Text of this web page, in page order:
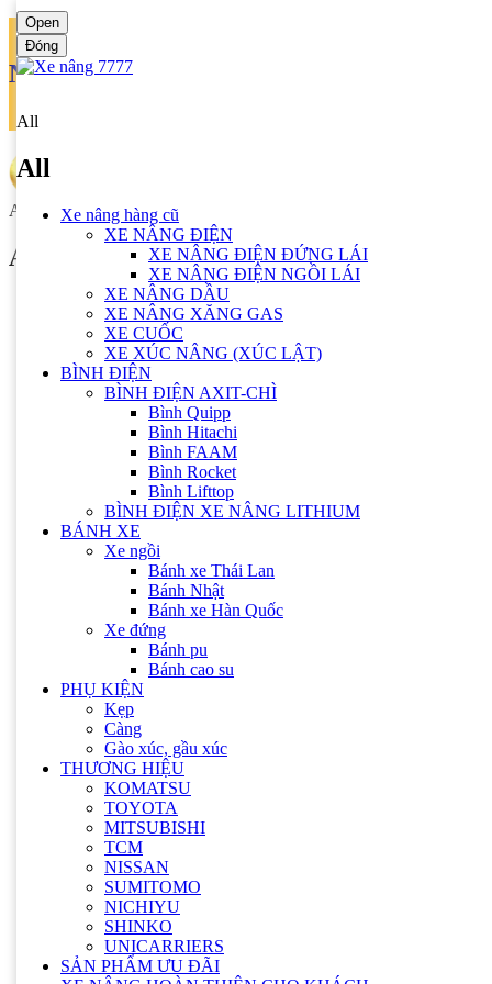
Ngôn ngữ
All
All
Xe nâng hàng cũ
XE NÂNG ĐIỆN
XE NÂNG ĐIỆN ĐỨNG LÁI
XE NÂNG ĐIỆN NGỒI LÁI
XE NÂNG DẦU
XE NÂNG XĂNG GAS
XE CUỐC
XE XÚC NÂNG (XÚC LẬT)
BÌNH ĐIỆN
BÌNH ĐIỆN AXIT-CHÌ
Bình Quipp
Bình Hitachi
Bình FAAM
Bình Rocket
Bình Lifttop
BÌNH ĐIỆN XE NÂNG LITHIUM
BÁNH XE
Xe ngồi
Bánh xe Thái Lan
Bánh Nhật
Bánh xe Hàn Quốc
Xe đứng
Bánh pu
Bánh cao su
PHỤ KIỆN
Kẹp
Càng
Gào xúc, gầu xúc
THƯƠNG HIỆU
KOMATSU
TOYOTA
MITSUBISHI
TCM
NISSAN
SUMITOMO
Open
Đóng
All
All
Xe nâng hàng cũ
XE NÂNG ĐIỆN
XE NÂNG ĐIỆN ĐỨNG LÁI
XE NÂNG ĐIỆN NGỒI LÁI
XE NÂNG DẦU
XE NÂNG XĂNG GAS
XE CUỐC
XE XÚC NÂNG (XÚC LẬT)
BÌNH ĐIỆN
BÌNH ĐIỆN AXIT-CHÌ
Bình Quipp
Bình Hitachi
Bình FAAM
Bình Rocket
Bình Lifttop
BÌNH ĐIỆN XE NÂNG LITHIUM
BÁNH XE
Xe ngồi
Bánh xe Thái Lan
Bánh Nhật
Bánh xe Hàn Quốc
Xe đứng
Bánh pu
Bánh cao su
PHỤ KIỆN
Kẹp
Càng
Gào xúc, gầu xúc
THƯƠNG HIỆU
KOMATSU
TOYOTA
MITSUBISHI
TCM
NISSAN
SUMITOMO
NICHIYU
SHINKO
UNICARRIERS
SẢN PHẨM ƯU ĐÃI